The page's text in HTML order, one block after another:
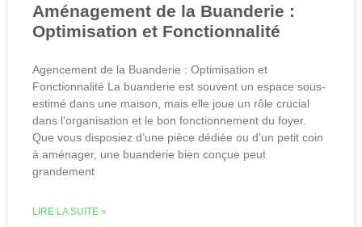
Aménagement de la Buanderie :
Optimisation et Fonctionnalité
Agencement de la Buanderie : Optimisation et
Fonctionnalité La buanderie est souvent un espace sous-
estimé dans une maison, mais elle joue un rôle crucial
dans l’organisation et le bon fonctionnement du foyer.
Que vous disposiez d’une pièce dédiée ou d’un petit coin
à aménager, une buanderie bien conçue peut
grandement
LIRE LA SUITE »